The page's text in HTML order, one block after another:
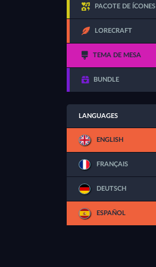
PACOTE DE ÍCONES
LORECRAFT
TEMA DE MESA
BUNDLE
LANGUAGES
ENGLISH
FRANÇAIS
DEUTSCH
ESPAÑOL